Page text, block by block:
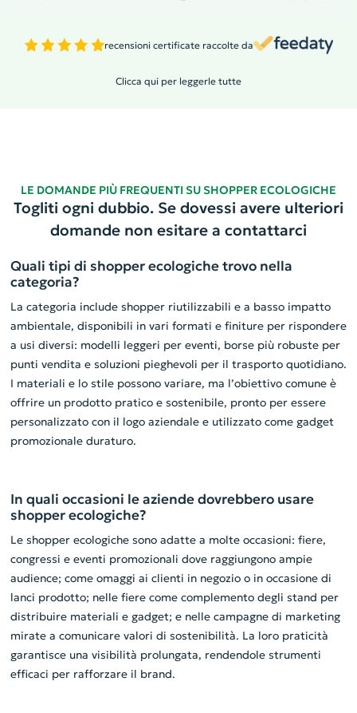
recensioni certificate raccolte da
Clicca qui per leggerle tutte
LE DOMANDE PIÙ FREQUENTI SU SHOPPER ECOLOGICHE
Togliti ogni dubbio. Se dovessi avere ulteriori
domande non esitare a contattarci
Quali tipi di shopper ecologiche trovo nella
categoria?
La categoria include shopper riutilizzabili e a basso impatto
ambientale, disponibili in vari formati e finiture per rispondere
a usi diversi: modelli leggeri per eventi, borse più robuste per
punti vendita e soluzioni pieghevoli per il trasporto quotidiano.
I materiali e lo stile possono variare, ma l’obiettivo comune è
offrire un prodotto pratico e sostenibile, pronto per essere
personalizzato con il logo aziendale e utilizzato come gadget
promozionale duraturo.
In quali occasioni le aziende dovrebbero usare
shopper ecologiche?
Le shopper ecologiche sono adatte a molte occasioni: fiere,
congressi e eventi promozionali dove raggiungono ampie
audience; come omaggi ai clienti in negozio o in occasione di
lanci prodotto; nelle fiere come complemento degli stand per
distribuire materiali e gadget; e nelle campagne di marketing
mirate a comunicare valori di sostenibilità. La loro praticità
garantisce una visibilità prolungata, rendendole strumenti
efficaci per rafforzare il brand.